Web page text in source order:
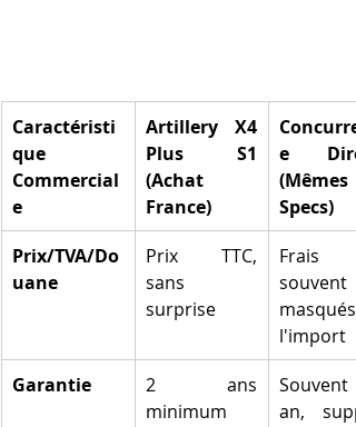
Caractéristi
que
Commercial
e
Artillery X4
Plus S1
(Achat
France)
e
(Mêmes
Specs)
Prix/TVA/Do
uane
Prix TTC,
sans
surprise
Frais
souvent
l'import
Garantie
2 ans
minimum
an,